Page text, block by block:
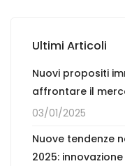
Ultimi Articoli
Nuovi propositi
affrontare il
03/01/2025
Nuove tendenze
2025: